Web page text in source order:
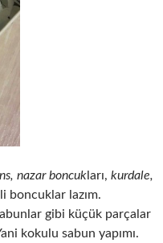
nazar boncuk ları, kurdale,
boncuklar lazım.
gibi küçük parçalar
kokulu sabun yapımı.